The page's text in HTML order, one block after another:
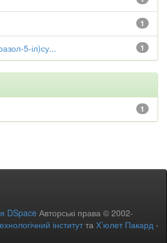
1
1
5-іл)су...
1
DSpace Авторські права © 2002-
інститутта Х’юлет Пакард -